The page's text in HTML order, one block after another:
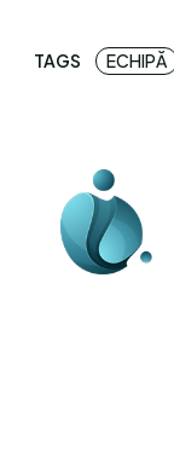
TAGS ECHIPĂ